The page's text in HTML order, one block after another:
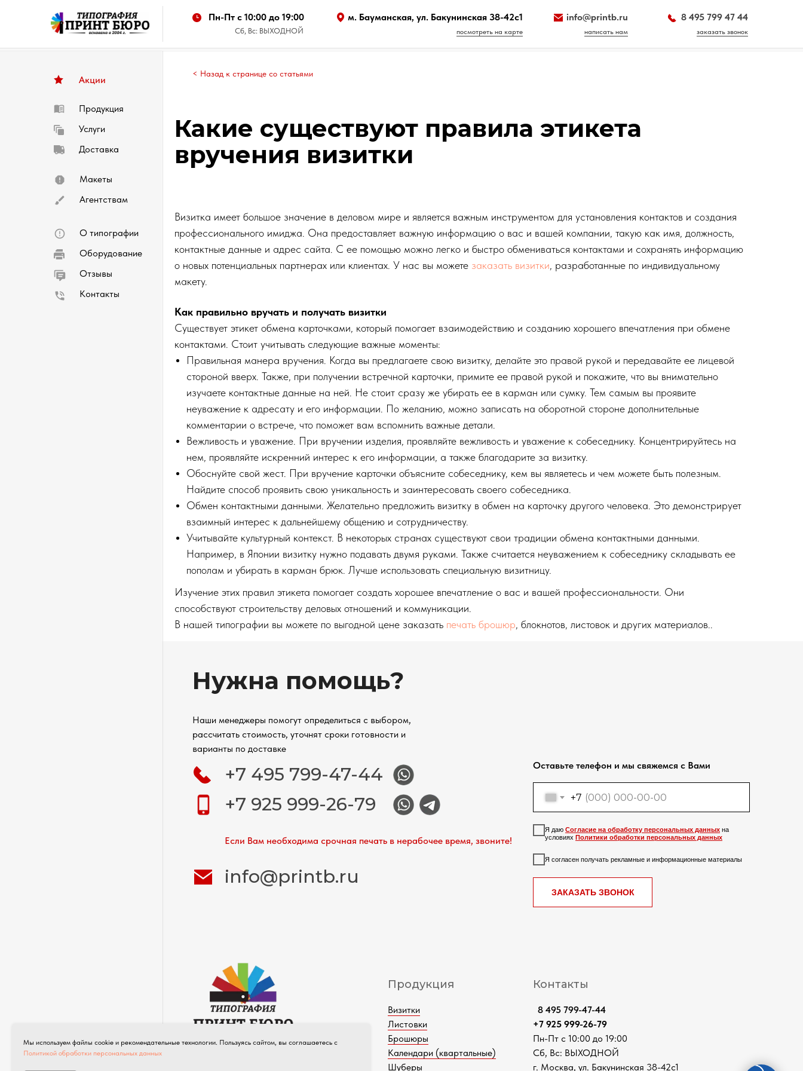
Пн-Пт с 10:00 до 19:00
Сб, Вс: ВЫХОДНОЙ
м. Бауманская, ул. Бакунинская 38-42с1
посмотреть на карте
info@printb.ru
написать нам
8 495 799 47 44
заказать звонок
Акции
Продукция
Услуги
Доставка
Макеты
Агентствам
О типографии
Оборудование
Отзывы
Контакты
< Назад к странице со статьями
Какие существуют правила этикета
вручения визитки
Визитка имеет большое значение в деловом мире и является важным инструментом для установления контактов и создания
профессионального имиджа. Она предоставляет важную информацию о вас и вашей компании, такую как имя, должность,
контактные данные и адрес сайта. С ее помощью можно легко и быстро обмениваться контактами и сохранять информацию
о новых потенциальных партнерах или клиентах. У нас вы можете заказать визитки, разработанные по индивидуальному
макету.
Как правильно вручать и получать визитки
Существует этикет обмена карточками, который помогает взаимодействию и созданию хорошего впечатления при обмене
контактами. Стоит учитывать следующие важные моменты:
Правильная манера вручения. Когда вы предлагаете свою визитку, делайте это правой рукой и передавайте ее лицевой
стороной вверх. Также, при получении встречной карточки, примите ее правой рукой и покажите, что вы внимательно
изучаете контактные данные на ней. Не стоит сразу же убирать ее в карман или сумку. Тем самым вы проявите
неуважение к адресату и его информации. По желанию, можно записать на оборотной стороне дополнительные
комментарии о встрече, что поможет вам вспомнить важные детали.
Вежливость и уважение. При вручении изделия, проявляйте вежливость и уважение к собеседнику. Концентрируйтесь на
нем, проявляйте искренний интерес к его информации, а также благодарите за визитку.
Обоснуйте свой жест. При вручение карточки объясните собеседнику, кем вы являетесь и чем можете быть полезным.
Найдите способ проявить свою уникальность и заинтересовать своего собеседника.
Обмен контактными данными. Желательно предложить визитку в обмен на карточку другого человека. Это демонстрирует
взаимный интерес к дальнейшему общению и сотрудничеству.
Учитывайте культурный контекст. В некоторых странах существуют свои традиции обмена контактными данными.
Например, в Японии визитку нужно подавать двумя руками. Также считается неуважением к собеседнику складывать ее
пополам и убирать в карман брюк. Лучше использовать специальную визитницу.
Изучение этих правил этикета помогает создать хорошее впечатление о вас и вашей профессиональности. Они
способствуют строительству деловых отношений и коммуникации.
В нашей типографии вы можете по выгодной цене заказать печать брошюр, блокнотов, листовок и других материалов..
Нужна помощь?
Наши менеджеры помогут определиться с выбором,
рассчитать стоимость, уточнят сроки готовности и
варианты по доставке
Оставьте телефон и мы свяжемся с Вами
+7 495 799-47-44
info@printb.ru
Если Вам необходима срочная печать в нерабочее время, звоните!
+7
Я даю Согласие на обработку персональных данных на
условиях Политики обработки персональных данных
Я согласен получать рекламные и информационные материалы
ЗАКАЗАТЬ ЗВОНОК
+7 925 999-26-79
Типография полного цикла
Продукция
Визитки
Листовки
Брошюры
Календари (квартальные)
Шуберы
Контакты
8 495 799-47-44
+7 925 999-26-79
Пн-Пт с 10:00 до 19:00
Сб, Вс: ВЫХОДНОЙ
г. Москва, ул. Бакунинская 38-42с1
Мы используем файлы cookie и рекомендательные технологии. Пользуясь сайтом, вы соглашаетесь с
Политикой обработки персональных данных